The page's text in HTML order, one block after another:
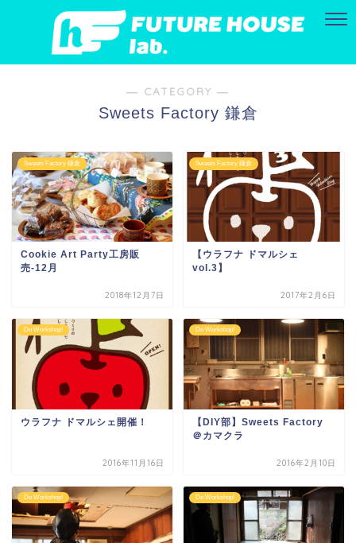
― CATEGORY ―
Sweets Factory 鎌倉
Sweets Factory 鎌倉
Cookie Art Party工房販
売-12月
2018年12月7日
Sweets Factory 鎌倉
【ウラフナ ドマルシェ
vol.3】
2017年2月6日
Do Workshop!
ウラフナ ドマルシェ開催！
2016年11月16日
Do Workshop!
【DIY部】Sweets Factory
＠カマクラ
2016年2月10日
Do Workshop! Do Workshop!